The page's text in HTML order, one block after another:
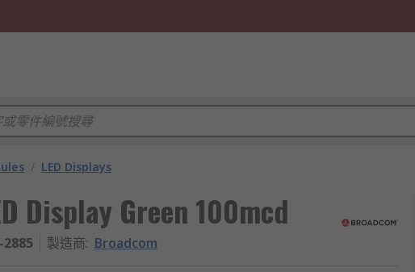
/ LED Displays
Display Green 100mcd
製造商: Broadcom